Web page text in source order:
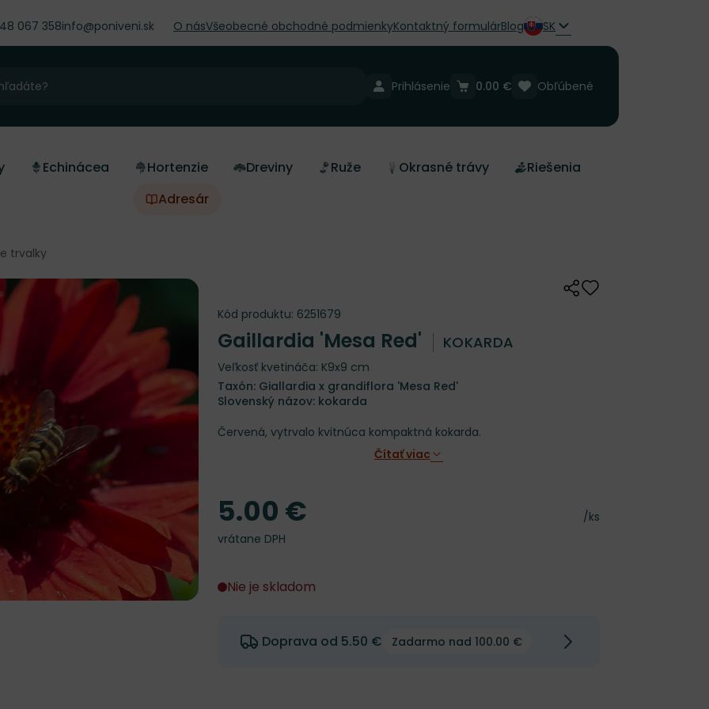
067 358info@poniveni.sk O násVšeobecné obchodné podmienkyKontaktný formulárBlog SK
Prihlásenie Obľúbené
0.00 €
Echinácea Hortenzie Dreviny Ruže Okrasné trávy
Riešenia
Adresár
trvalky
ZdieľaťOdober do
Kód produktu: 6251679
Gaillardia 'Mesa Red' KOKARDA
Veľkosť kvetináča: K9x9 cm
Taxón: Giallardia x grandiflora 'Mesa Red'
Slovenský názov: kokarda
Červená, vytrvalo kvitnúca kompaktná kokarda.
Čítať viac
Cena za kus
/ks
Cena
5.00 €
vrátane DPH
Nie je skladom
Doprava od 5.50 € Zadarmo nad 100.00 €